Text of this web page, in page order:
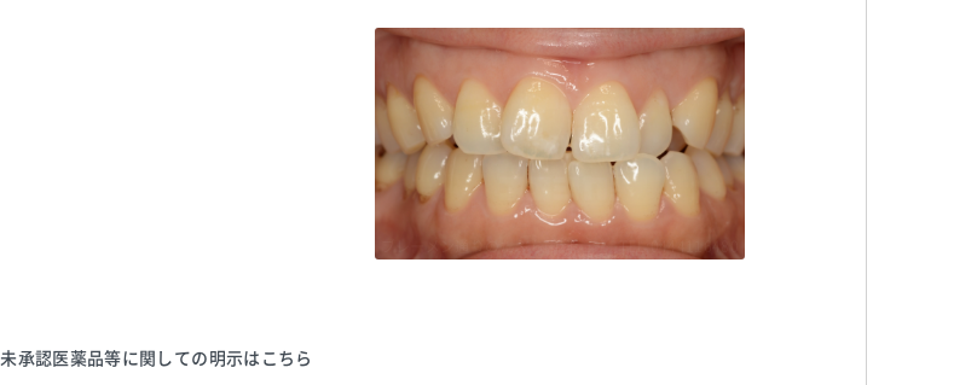
ブレーメン通りのたぶち歯科 TEL:0444116480
未承認医薬品等に関しての明示はこちら